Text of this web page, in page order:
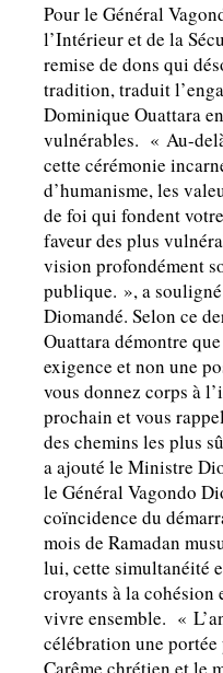
Pour le Général
l’Intérieur et de la
remise de dons qui
tradition, traduit
Dominique Ouattara
vulnérables. « Au-
cette cérémonie
d’humanisme, les
de foi qui fondent
faveur des plus
vision profondément
publique. », a
Diomandé. Selon ce
Ouattara démontre
exigence et non une
vous donnez corps à
prochain et vous
des chemins les plus
a ajouté le Ministre
le Général Vagondo
coïncidence du
mois de Ramadan
lui, cette simultanéité
croyants à la cohésion
vivre ensemble. «
célébration une